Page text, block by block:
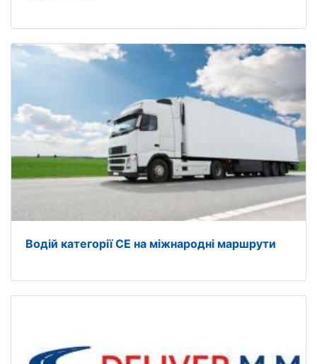
Водій категорії CE на міжнародні маршрути